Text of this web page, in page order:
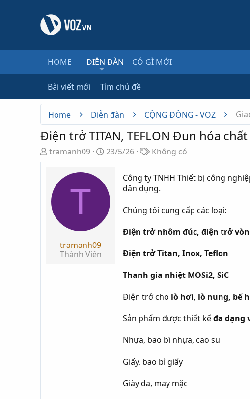
HOME DIỄN ĐÀN CÓ GÌ MỚI
Bài viết mới Tìm chủ đề
Home Diễn đàn CỘNG ĐỒNG - VOZ
Điện trở TITAN, TEFLON Đun hóa chất
T
h
a
d
tramanh09
N
g
y
g
ử
i
23/5/26
T
ừ
k
h
ó
a
Không có
T
tramanh09
Thành Viên
Công ty TNHH Thiết bị công
dân dụng.
Chúng tôi cung cấp các loại:
Điện trở nhôm đúc, điện trở
Điện trở Titan, Inox, Teflon
Thanh gia nhiệt MOSi2, SiC
Điện trở cho lò hơi, lò nung, bể
Sản phẩm được thiết kếđa dạng
Nhựa, bao bì nhựa, cao su
Giấy, bao bì giấy
Giày da, may mặc